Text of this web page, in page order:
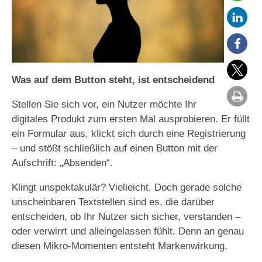
Was auf dem Button steht, ist entscheidend
Stellen Sie sich vor, ein Nutzer möchte Ihr
digitales Produkt zum ersten Mal ausprobieren. Er füllt
ein Formular aus, klickt sich durch eine Registrierung
– und stößt schließlich auf einen Button mit der
Aufschrift: „Absenden“.
Klingt unspektakulär? Vielleicht. Doch gerade solche
unscheinbaren Textstellen sind es, die darüber
entscheiden, ob Ihr Nutzer sich sicher, verstanden –
oder verwirrt und alleingelassen fühlt. Denn an genau
diesen Mikro-Momenten entsteht Markenwirkung.